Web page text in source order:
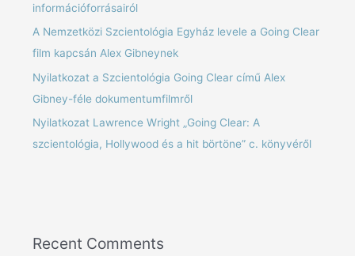
információforrásairól
A Nemzetközi Szcientológia Egyház levele a Going Clear
film kapcsán Alex Gibneynek
Nyilatkozat a Szcientológia Going Clear című Alex
Gibney-féle dokumentumfilmről
Nyilatkozat Lawrence Wright „Going Clear: A
szcientológia, Hollywood és a hit börtöne” c. könyvéről
Recent Comments